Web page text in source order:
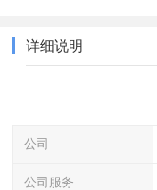
详细说明
公司
公司服务